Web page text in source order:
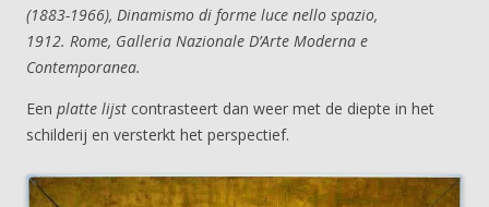
(1883-1966), Dinamismo di forme luce nello spazio,
1912. Rome, Galleria Nazionale D’Arte Moderna e
Contemporanea.
Een platte lijst contrasteert dan weer met de diepte in het
schilderij en versterkt het perspectief.